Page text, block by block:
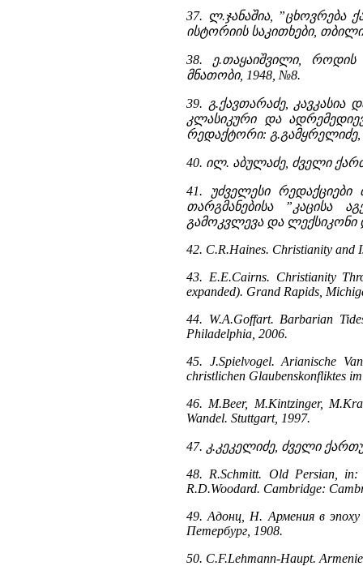
37. ლ.ჯანაშია, ”ცხოვრება
ისტორიის საკითხები,
38. ე.თაყაიშვილი,
მნათობი, 1948, №8.
39. გ.ქავთარაძე,
კლასიკური და
რედაქტორი: გ.გამყრელიძე,
40. ილ. აბულაძე, ძველი
41. უძველესი
თარგმანებისა ”კაცისა
გამოკვლევა და
42. C.R.Haines. Christianity and
43. E.E.Cairns. Christianity
expanded). Grand Rapids,
44. W.A.Goffart. Barbarian
Philadelphia, 2006.
45. J.Spielvogel. Arianische
christlichen Glaubenskonfliktes
46. M.Beer, M.Kintzinger,
Wandel. Stuttgart, 1997.
47. კ.კეკელიძე, ძველი
48. R.Schmitt. Old Persian, in:
R.D.Woodard. Cambridge:
49. Адонц, Н. Армения в
Петербург, 1908.
50. C.F.Lehmann-Haupt.